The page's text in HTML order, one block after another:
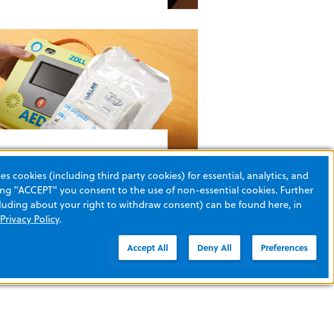
Soutien technique
Accessoires Ressources
cookies (including third party cookies) for essential, analytics, and
"ACCEPT" you consent to the use of non-essential cookies. Further
about your right to withdraw consent) can be found here, in
Privacy Policy.
Accept All Deny All Preferences